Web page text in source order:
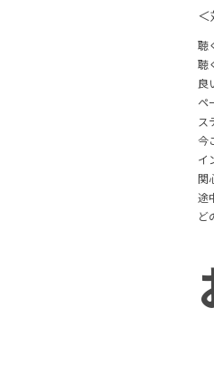
聴
聴
良
ペ
ス
今
イ
関
途
ど